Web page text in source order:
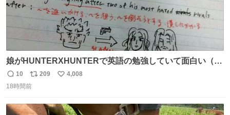
娘がHUNTERXHUNTERで英語の勉強していて面白い（娘
の許可済み）
返
信
10
リ
ポ
ト
209
い
数
4,008
18時間前